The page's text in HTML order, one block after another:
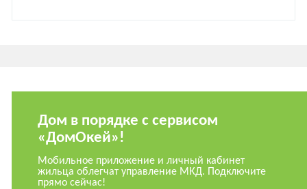
Дом в порядке с сервисом
«ДомОкей»!
Мобильное приложение и личный кабинет
жильца облегчат управление МКД. Подключите
прямо сейчас!